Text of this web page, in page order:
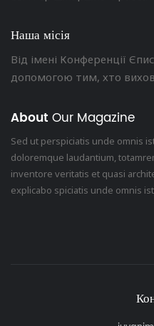
Наша місія
Від імені Конференції
допомогою тим, хто
About Our Magazine
Sed ut perspiciatis unde omnis
doloremque laudantium,
inventore veritatis et quasi
explicabo spiciatis unde omnis